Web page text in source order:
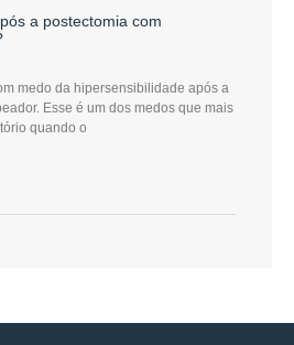
a postectomia com
medo da hipersensibilidade após a
Esse é um dos medos que mais
quando o